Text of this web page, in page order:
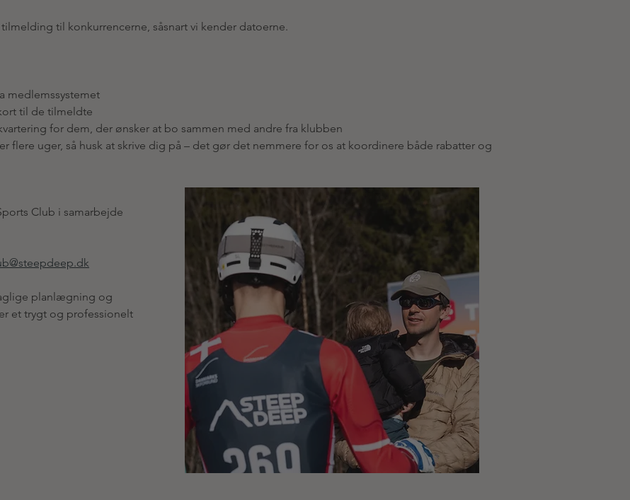
til konkurrencerne, såsnart vi kender datoerne.
medlemssystemet
til de tilmeldte
for dem, der ønsker at bo sammen med andre fra klubben
flere uger, så husk at skrive dig på – det gør det nemmere for os at koordinere både rabatter og
Club i samarbejde
planlægning og
et trygt og professionelt